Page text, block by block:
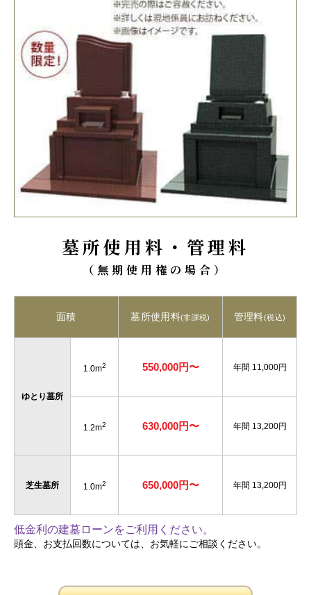
墓所使用料・管理料
（無期使用権の場合）
面積 墓所使用料(非課税) 管理料(税込)
ゆとり墓所
1.0m2 550,000円〜 年間 11,000円
1.2m2 630,000円〜 年間 13,200円
芝生墓所 1.0m2 650,000円〜 年間 13,200円
低金利の建墓ローンをご利用ください。
頭金、お支払回数については、お気軽にご相談ください。